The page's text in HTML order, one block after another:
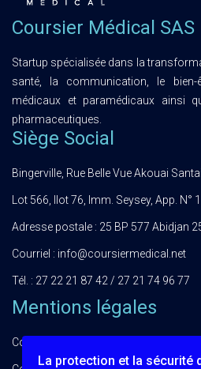
Coursier Médical SAS
Startup spécialisée dans la
santé, la communication, le
médicaux et paramédicaux ainsi
pharmaceutiques.
Siège Social
Bingerville, Rue Belle Vue Akouai Santai
Lot 566, Ilot 76, Imm. Seysey, App. N° 1
Adresse postale : 25 BP 577 Abidjan
Courriel : info@coursiermedical.net
Tél. : 27 22 21 87 42 / 27 21 74 96 77
Mentions légales
Conditions Générales d'Utilisation
La protection et la sécurité